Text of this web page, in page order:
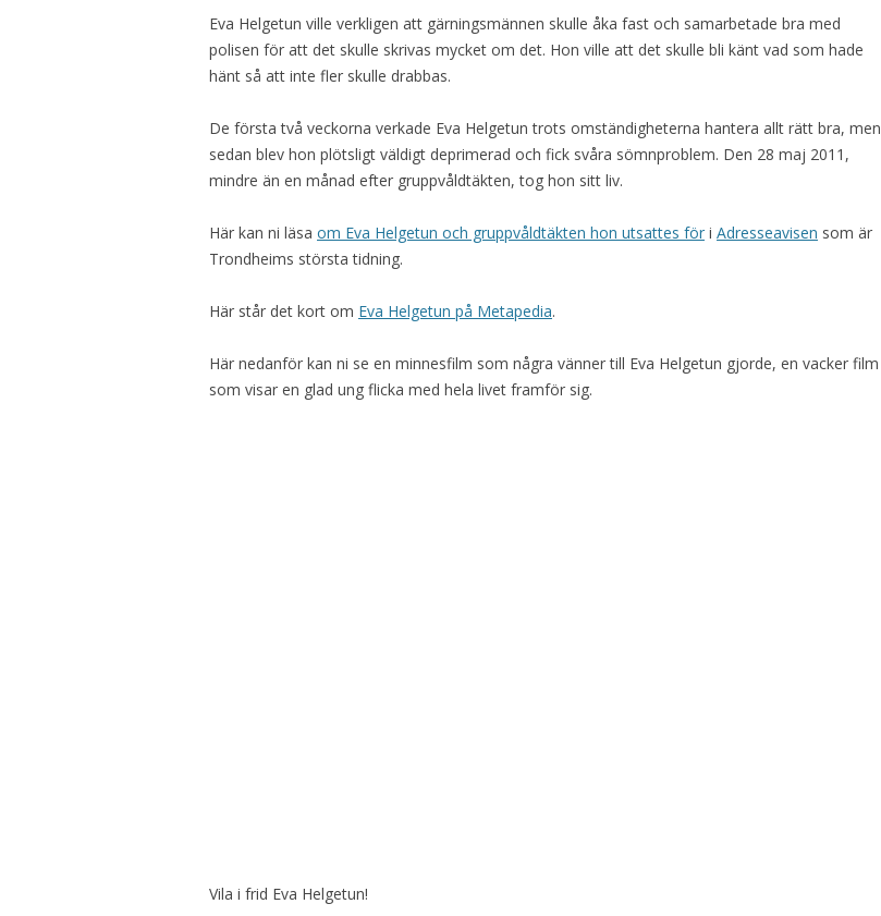
Eva Helgetun ville verkligen att gärningsmännen skulle åka fast och samarbetade bra med
polisen för att det skulle skrivas mycket om det. Hon ville att det skulle bli känt vad som hade
hänt så att inte fler skulle drabbas.
De första två veckorna verkade Eva Helgetun trots omständigheterna hantera allt rätt bra, men
sedan blev hon plötsligt väldigt deprimerad och fick svåra sömnproblem. Den 28 maj 2011,
mindre än en månad efter gruppvåldtäkten, tog hon sitt liv.
Här kan ni läsa om Eva Helgetun och gruppvåldtäkten hon utsattes för i Adresseavisen som är
Trondheims största tidning.
Här står det kort om Eva Helgetun på Metapedia.
Här nedanför kan ni se en minnesfilm som några vänner till Eva Helgetun gjorde, en vacker film
som visar en glad ung flicka med hela livet framför sig.
Vila i frid Eva Helgetun!